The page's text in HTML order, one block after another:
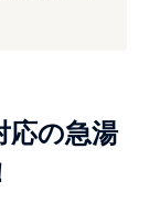
応の急湯